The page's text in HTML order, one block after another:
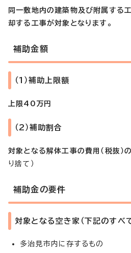
同一敷地内の建築物及び附属する
却する工事が対象となります。
補助金額
（1）補助上限額
上限40万円
（2）補助割合
対象となる解体工事の費用（税抜）
り捨て）
補助金の要件
対象となる空き家（下記のすべ
多治見市内に存するもの